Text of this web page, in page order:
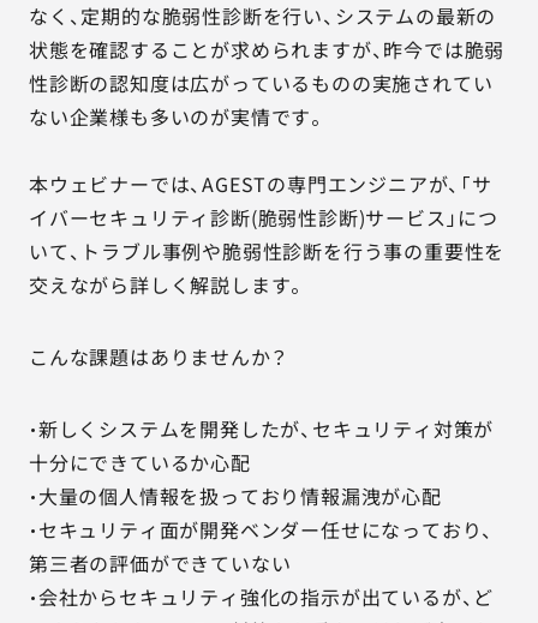
なく、定期的な脆弱性診断を行い、システムの最新の
状態を確認することが求められますが、昨今では脆弱
性診断の認知度は広がっているものの実施されてい
ない企業様も多いのが実情です。
本ウェビナーでは、AGESTの専門エンジニアが、「サ
イバーセキュリティ診断(脆弱性診断)サービス」につ
いて、トラブル事例や脆弱性診断を行う事の重要性を
交えながら詳しく解説します。
こんな課題はありませんか？
・新しくシステムを開発したが、セキュリティ対策が
十分にできているか心配
・大量の個人情報を扱っており情報漏洩が心配
・セキュリティ面が開発ベンダー任せになっており、
第三者の評価ができていない
・会社からセキュリティ強化の指示が出ているが、ど